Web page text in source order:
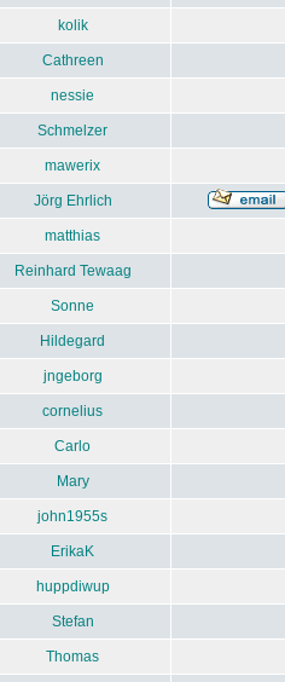
kolik
Cathreen
nessie
Schmelzer
mawerix
Jörg Ehrlich
matthias
Reinhard Tewaag
Sonne
Hildegard
jngeborg
cornelius
Carlo
Mary
john1955s
ErikaK
huppdiwup
Stefan
Thomas